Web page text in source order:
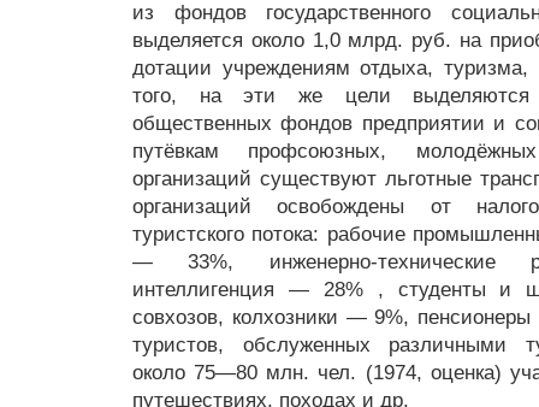
из фондов государственного
выделяется около 1,0 млрд. руб. на
дотации учреждениям отдыха, туризма,
того, на эти же цели выделяются
общественных фондов предприятии и
путёвкам профсоюзных,
организаций существуют льготные
организаций освобождены от
туристского потока: рабочие
— 33%, инженерно-технические
интеллигенция — 28% , студенты и
совхозов, колхозники — 9%,
туристов, обслуженных различными
около 75—80 млн. чел. (1974, оценка)
путешествиях, походах и др.